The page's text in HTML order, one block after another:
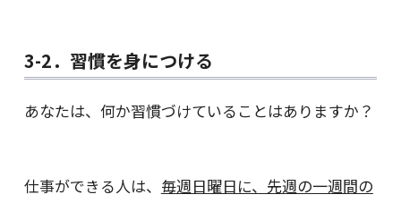
3-2．習慣を身につける
あなたは、何か習慣づけていることはありますか？
仕事ができる人は、 毎週日曜日に、先週の一週間の